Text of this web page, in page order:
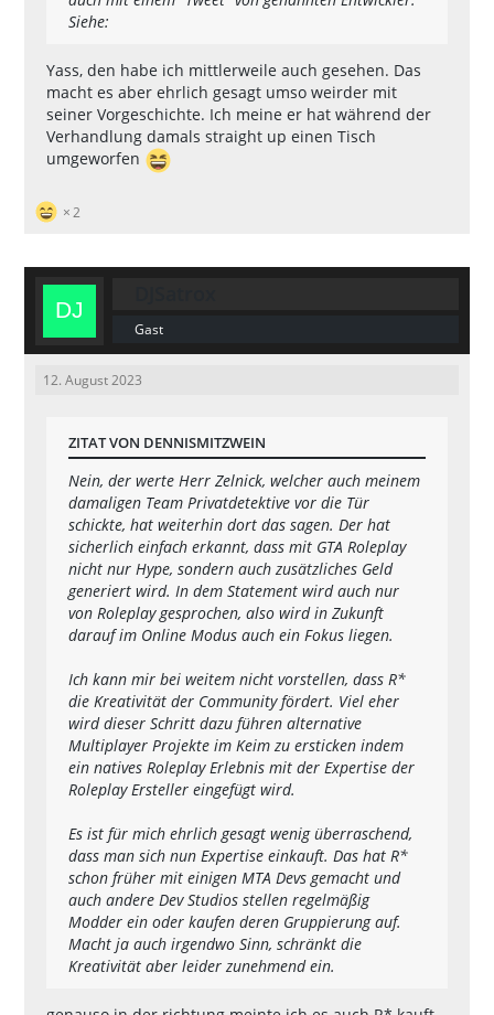
Siehe:
Yass, den habe ich mittlerweile auch gesehen. Das
macht es aber ehrlich gesagt umso weirder mit
seiner Vorgeschichte. Ich meine er hat während der
Verhandlung damals straight up einen Tisch
umgeworfen
2
Gast
12. August 2023
ZITAT VON DENNISMITZWEIN
Nein, der werte Herr Zelnick, welcher auch meinem
damaligen Team Privatdetektive vor die Tür
schickte, hat weiterhin dort das sagen. Der hat
sicherlich einfach erkannt, dass mit GTA Roleplay
nicht nur Hype, sondern auch zusätzliches Geld
generiert wird. In dem Statement wird auch nur
von Roleplay gesprochen, also wird in Zukunft
darauf im Online Modus auch ein Fokus liegen.
Ich kann mir bei weitem nicht vorstellen, dass R*
die Kreativität der Community fördert. Viel eher
wird dieser Schritt dazu führen alternative
Multiplayer Projekte im Keim zu ersticken indem
ein natives Roleplay Erlebnis mit der Expertise der
Roleplay Ersteller eingefügt wird.
Es ist für mich ehrlich gesagt wenig überraschend,
dass man sich nun Expertise einkauft. Das hat R*
schon früher mit einigen MTA Devs gemacht und
auch andere Dev Studios stellen regelmäßig
Modder ein oder kaufen deren Gruppierung auf.
Macht ja auch irgendwo Sinn, schränkt die
Kreativität aber leider zunehmend ein.